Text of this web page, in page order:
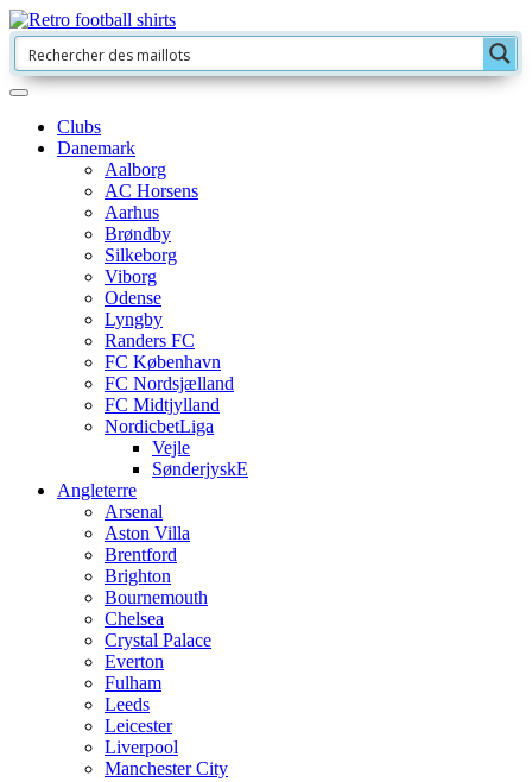
Clubs
Danemark
Aalborg
AC Horsens
Aarhus
Brøndby
Silkeborg
Viborg
Odense
Lyngby
Randers FC
FC København
FC Nordsjælland
FC Midtjylland
NordicbetLiga
Vejle
SønderjyskE
Angleterre
Arsenal
Aston Villa
Brentford
Brighton
Bournemouth
Chelsea
Crystal Palace
Everton
Fulham
Leeds
Leicester
Liverpool
Manchester City